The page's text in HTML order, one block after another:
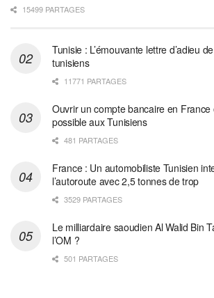
15499 PARTAGES
Tunisie : L’émouvante lettre d’adieu
tunisiens
11771 PARTAGES
Ouvrir un compte bancaire en
possible aux Tunisiens
481 PARTAGES
France : Un automobiliste Tunisien
l’autoroute avec 2,5 tonnes de trop
3529 PARTAGES
Le milliardaire saoudien Al Walid Bin
l’OM ?
501 PARTAGES